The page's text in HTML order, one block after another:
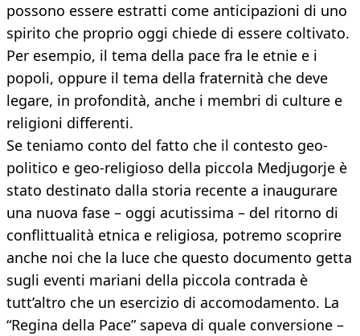
possono essere estratti come anticipazioni di uno
spirito che proprio oggi chiede di essere coltivato.
Per esempio, il tema della pace fra le etnie e i
popoli, oppure il tema della fraternità che deve
legare, in profondità, anche i membri di culture e
religioni differenti.
Se teniamo conto del fatto che il contesto geo-
politico e geo-religioso della piccola Medjugorje è
stato destinato dalla storia recente a inaugurare
una nuova fase – oggi acutissima – del ritorno di
conflittualità etnica e religiosa, potremo scoprire
anche noi che la luce che questo documento getta
sugli eventi mariani della piccola contrada è
tutt’altro che un esercizio di accomodamento. La
“Regina della Pace” sapeva di quale conversione –